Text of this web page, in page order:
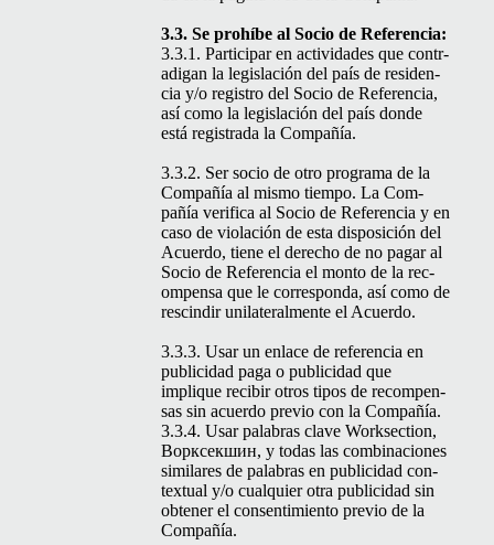
3.3. Se pro­híbe al Socio de Referencia:
3.3.1. Par­tic­i­par en activi­dades que con­tr­
a­di­gan la leg­is­lación del país de res­i­den­
cia y/o reg­istro del Socio de Ref­er­en­cia,
así como la leg­is­lación del país donde
está reg­istra­da la Compañía.
3.3.2. Ser socio de otro pro­gra­ma de la
Com­pañía al mis­mo tiem­po. La Com­
pañía ver­i­fi­ca al Socio de Ref­er­en­cia y en
caso de vio­lación de esta dis­posi­ción del
Acuer­do, tiene el dere­cho de no pagar al
Socio de Ref­er­en­cia el mon­to de la rec­
om­pen­sa que le cor­re­spon­da, así como de
rescindir uni­lat­eral­mente el Acuerdo.
3.3.3. Usar un enlace de ref­er­en­cia en
pub­li­ci­dad paga o pub­li­ci­dad que
implique recibir otros tipos de rec­om­pen­
sas sin acuer­do pre­vio con la Compañía.
3.3.4. Usar pal­abras clave Work­sec­tion,
Ворксекшин, y todas las com­bi­na­ciones
sim­i­lares de pal­abras en pub­li­ci­dad con­
tex­tu­al y/o cualquier otra pub­li­ci­dad sin
obten­er el con­sen­timien­to pre­vio de la
Compañía.